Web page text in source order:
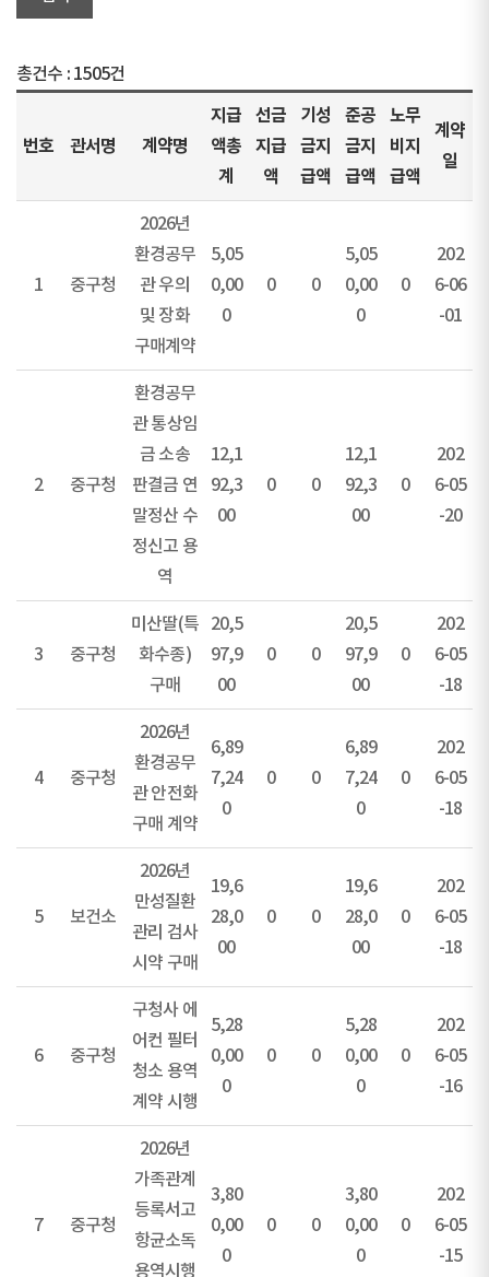
총건수 : 1505건
번호 관서명 계약명
지급
액총
계
선금
지급
액
기성
금지
급액
준공
금지
급액
노무
비지
급액
계약
일
1 중구청
2026년
환경공무
관 우의
및 장화
구매계약
5,05
0,00
0
0 0
5,05
0,00
0
0
202
6-06
-01
2 중구청
환경공무
관 통상임
금 소송
판결금 연
말정산 수
정신고 용
역
12,1
92,3
00
0 0
12,1
92,3
00
0
202
6-05
-20
3 중구청
미산딸(특
화수종)
구매
20,5
97,9
00
0 0
20,5
97,9
00
0
202
6-05
-18
4 중구청
2026년
환경공무
관 안전화
구매 계약
6,89
7,24
0
0 0
6,89
7,24
0
0
202
6-05
-18
5 보건소
2026년
만성질환
관리 검사
시약 구매
19,6
28,0
00
0 0
19,6
28,0
00
0
202
6-05
-18
6 중구청
구청사 에
어컨 필터
청소 용역
계약 시행
5,28
0,00
0
0 0
5,28
0,00
0
0
202
6-05
-16
7 중구청
2026년
가족관계
등록서고
항균소독
용역시행
3,80
0,00
0
0 0
3,80
0,00
0
0
202
6-05
-15